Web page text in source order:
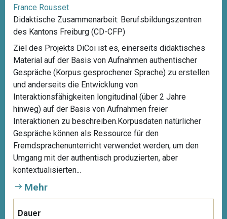
France Rousset
Didaktische Zusammenarbeit: Berufsbildungszentren
des Kantons Freiburg (CD-CFP)
Ziel des Projekts DiCoi ist es, einerseits didaktisches
Material auf der Basis von Aufnahmen authentischer
Gespräche (Korpus gesprochener Sprache) zu erstellen
und anderseits die Entwicklung von
Interaktionsfähigkeiten longitudinal (über 2 Jahre
hinweg) auf der Basis von Aufnahmen freier
Interaktionen zu beschreiben.Korpusdaten natürlicher
Gespräche können als Ressource für den
Fremdsprachenunterricht verwendet werden, um den
Umgang mit der authentisch produzierten, aber
kontextualisierten...
Mehr
Dauer